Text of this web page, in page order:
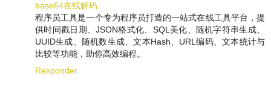
base64在线解码
程序员工具是一个专为程序员打造的一站式在线工具平台，提
供时间戳日期、JSON格式化、SQL美化、随机字符串生成、
UUID生成、随机数生成、文本Hash、URL编码、文本统计与
比较等功能，助你高效编程。
Responder